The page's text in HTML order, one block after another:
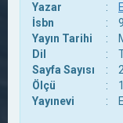
Yazar :
İsbn
:
Yayın Tarihi
:
Dil
:
Sayfa Sayısı
:
Ölçü
:
Yayınevi
: